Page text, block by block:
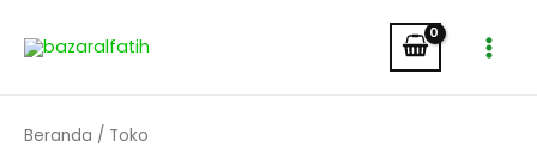
Beranda / Toko